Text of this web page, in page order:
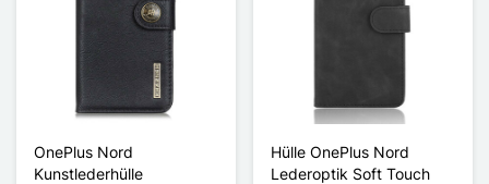
OnePlus Nord
Kunstlederhülle
Hülle OnePlus Nord
Lederoptik Soft Touch